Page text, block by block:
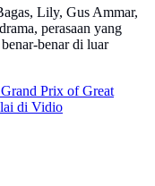
Lily, Gus Ammar,
perasaan yang
benar di luar
Prix of Great
di Vidio